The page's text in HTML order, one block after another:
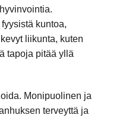
kuntoa,
liikunta, kuten
tapoja pitää yllä
Monipuolinen ja
terveyttä ja